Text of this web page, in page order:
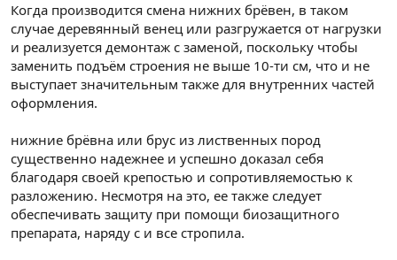
Когда производится смена нижних брёвен, в таком
случае деревянный венец или разгружается от нагрузки
и реализуется демонтаж с заменой, поскольку чтобы
заменить подъём строения не выше 10-ти см, что и не
выступает значительным также для внутренних частей
оформления.
нижние брёвна или брус из лиственных пород
существенно надежнее и успешно доказал себя
благодаря своей крепостью и сопротивляемостью к
разложению. Несмотря на это, ее также следует
обеспечивать защиту при помощи биозащитного
препарата, наряду с и все стропила.